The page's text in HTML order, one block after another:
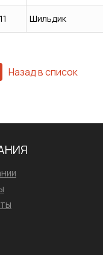
11 Шильдик
Назад в список